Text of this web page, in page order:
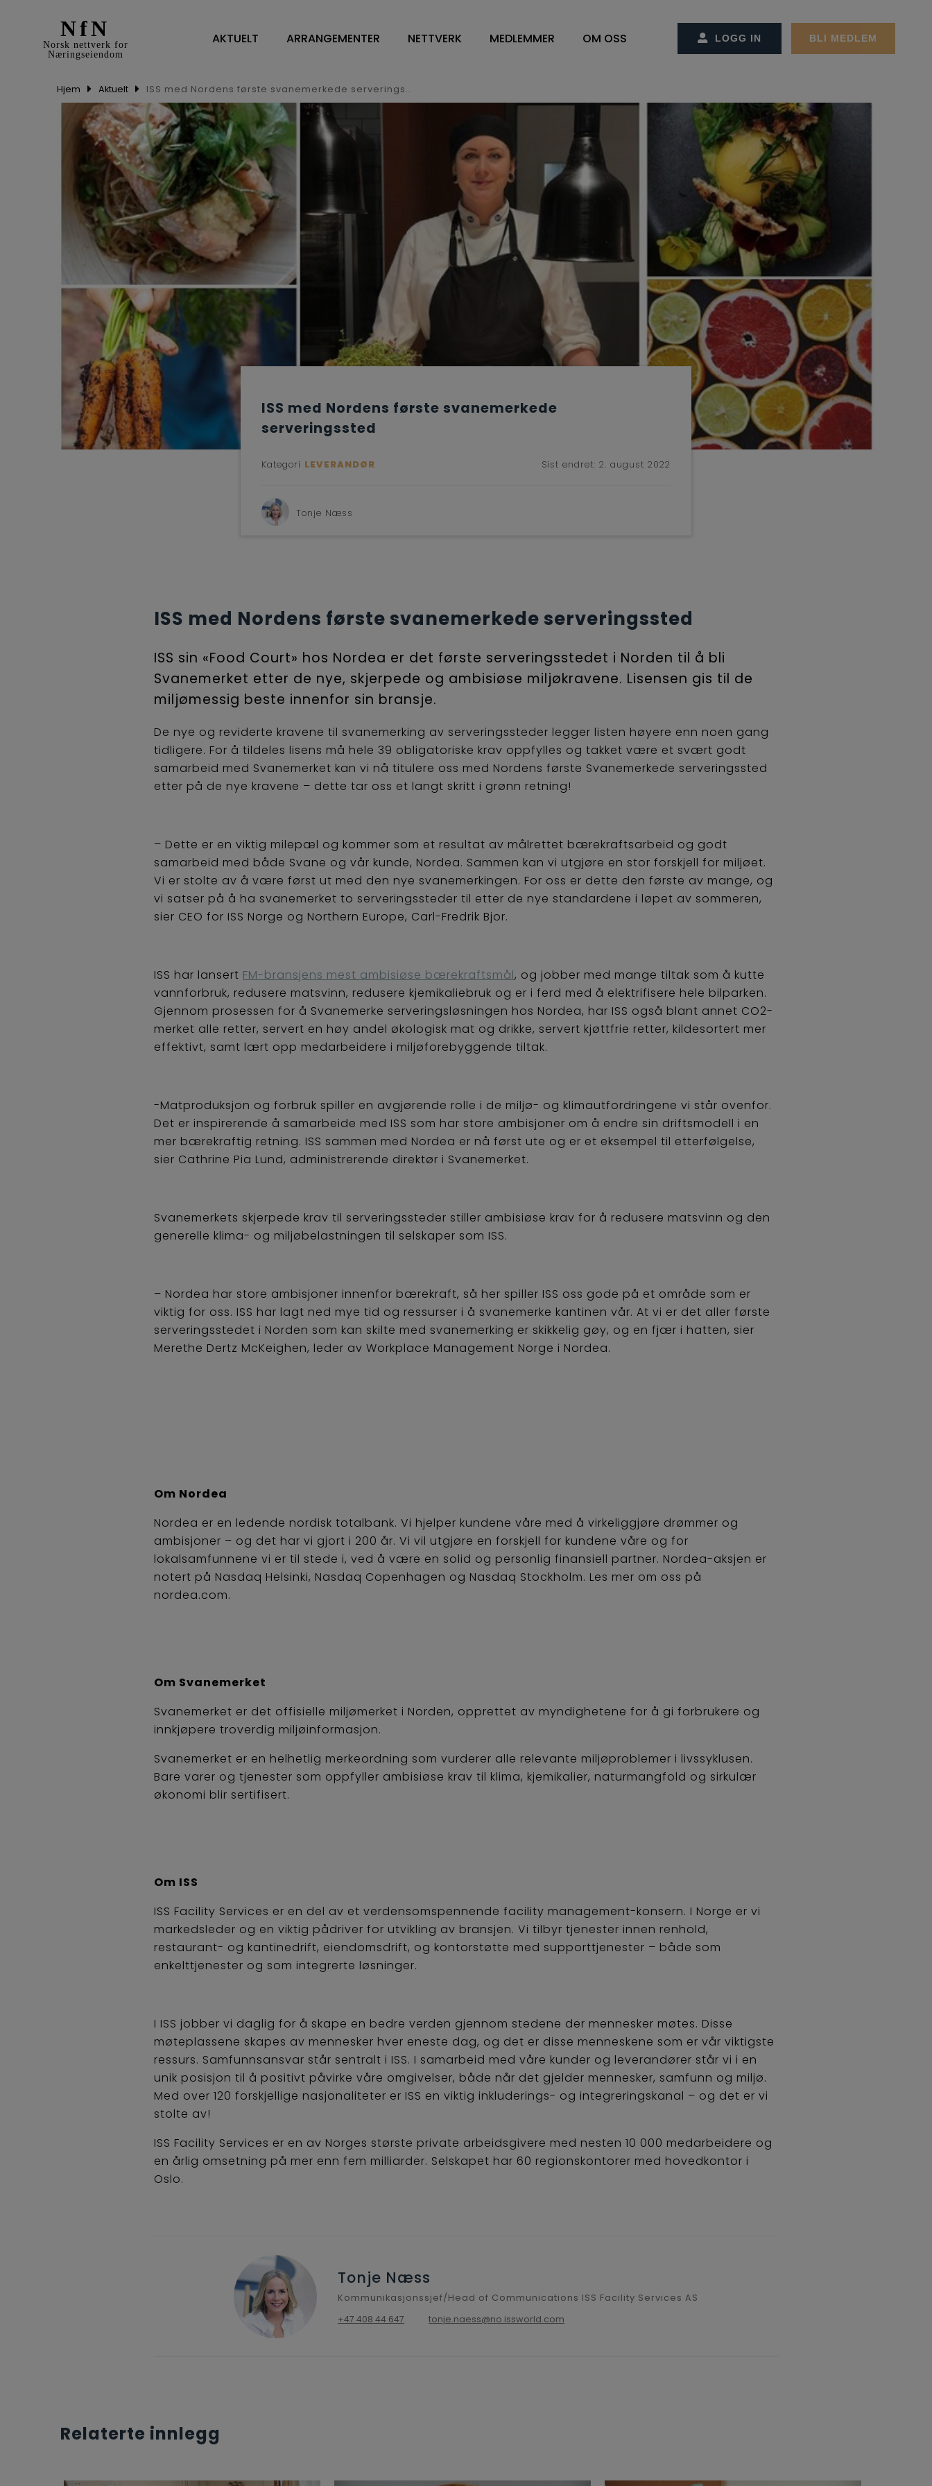
NfN
Norsk nettverk for
Næringseiendom
AKTUELT ARRANGEMENTER
NETTVERK
DV OG ENERGILEDELSE
BESPISNING
SYKEHUS
FM TOPPLEDERE
MEDLEMMER
SOFT SERVICES
ARBEIDSPLASSLØSNINGER
MEDLEMSKAP I NFN
OM OSS
STYREMØTER
VEDTEKTER
VISJON OG STRATEGI
SAMARBEIDSPARTNER/ANNONSØRER
HVA ER FACILITY MANAGEMENT
LOGG IN BLI MEDLEM
Hjem Aktuelt ISS med Nordens første svanemerkede serveringssted
ISS med Nordens første svanemerkede
serveringssted
Kategori LEVERANDØR Sist endret: 2. august 2022
Tonje Næss
ISS med Nordens første svanemerkede serveringssted
ISS sin «Food Court» hos Nordea er det første serveringsstedet i Norden til å bli
Svanemerket etter de nye, skjerpede og ambisiøse miljøkravene. Lisensen gis til de
miljømessig beste innenfor sin bransje.
De nye og reviderte kravene til svanemerking av serveringssteder legger listen høyere enn noen gang
tidligere. For å tildeles lisens må hele 39 obligatoriske krav oppfylles og takket være et svært godt
samarbeid med Svanemerket kan vi nå titulere oss med Nordens første Svanemerkede serveringssted
etter på de nye kravene – dette tar oss et langt skritt i grønn retning!
– Dette er en viktig milepæl og kommer som et resultat av målrettet bærekraftsarbeid og godt
samarbeid med både Svane og vår kunde, Nordea. Sammen kan vi utgjøre en stor forskjell for miljøet.
Vi er stolte av å være først ut med den nye svanemerkingen. For oss er dette den første av mange, og
vi satser på å ha svanemerket to serveringssteder til etter de nye standardene i løpet av sommeren,
sier CEO for ISS Norge og Northern Europe, Carl-Fredrik Bjor.
ISS har lansert FM-bransjens mest ambisiøse bærekraftsmål, og jobber med mange tiltak som å kutte
vannforbruk, redusere matsvinn, redusere kjemikaliebruk og er i ferd med å elektrifisere hele bilparken.
Gjennom prosessen for å Svanemerke serveringsløsningen hos Nordea, har ISS også blant annet CO2-
merket alle retter, servert en høy andel økologisk mat og drikke, servert kjøttfrie retter, kildesortert mer
effektivt, samt lært opp medarbeidere i miljøforebyggende tiltak.
-Matproduksjon og forbruk spiller en avgjørende rolle i de miljø- og klimautfordringene vi står ovenfor.
Det er inspirerende å samarbeide med ISS som har store ambisjoner om å endre sin driftsmodell i en
mer bærekraftig retning. ISS sammen med Nordea er nå først ute og er et eksempel til etterfølgelse,
sier Cathrine Pia Lund, administrerende direktør i Svanemerket.
Svanemerkets skjerpede krav til serveringssteder stiller ambisiøse krav for å redusere matsvinn og den
generelle klima- og miljøbelastningen til selskaper som ISS.
– Nordea har store ambisjoner innenfor bærekraft, så her spiller ISS oss gode på et område som er
viktig for oss. ISS har lagt ned mye tid og ressurser i å svanemerke kantinen vår. At vi er det aller første
serveringsstedet i Norden som kan skilte med svanemerking er skikkelig gøy, og en fjær i hatten, sier
Merethe Dertz McKeighen, leder av Workplace Management Norge i Nordea.
Om Nordea
Nordea er en ledende nordisk totalbank. Vi hjelper kundene våre med å virkeliggjøre drømmer og
ambisjoner – og det har vi gjort i 200 år. Vi vil utgjøre en forskjell for kundene våre og for
lokalsamfunnene vi er til stede i, ved å være en solid og personlig finansiell partner. Nordea-aksjen er
notert på Nasdaq Helsinki, Nasdaq Copenhagen og Nasdaq Stockholm. Les mer om oss på
nordea.com.
Om Svanemerket
Svanemerket er det offisielle miljømerket i Norden, opprettet av myndighetene for å gi forbrukere og
innkjøpere troverdig miljøinformasjon.
Svanemerket er en helhetlig merkeordning som vurderer alle relevante miljøproblemer i livssyklusen.
Bare varer og tjenester som oppfyller ambisiøse krav til klima, kjemikalier, naturmangfold og sirkulær
økonomi blir sertifisert.
Om ISS
ISS Facility Services er en del av et verdensomspennende facility management-konsern. I Norge er vi
markedsleder og en viktig pådriver for utvikling av bransjen. Vi tilbyr tjenester innen renhold,
restaurant- og kantinedrift, eiendomsdrift, og kontorstøtte med supporttjenester – både som
enkelttjenester og som integrerte løsninger.
I ISS jobber vi daglig for å skape en bedre verden gjennom stedene der mennesker møtes. Disse
møteplassene skapes av mennesker hver eneste dag, og det er disse menneskene som er vår viktigste
ressurs. Samfunnsansvar står sentralt i ISS. I samarbeid med våre kunder og leverandører står vi i en
unik posisjon til å positivt påvirke våre omgivelser, både når det gjelder mennesker, samfunn og miljø.
Med over 120 forskjellige nasjonaliteter er ISS en viktig inkluderings- og integreringskanal – og det er vi
stolte av!
ISS Facility Services er en av Norges største private arbeidsgivere med nesten 10 000 medarbeidere og
en årlig omsetning på mer enn fem milliarder. Selskapet har 60 regionskontorer med hovedkontor i
Oslo.
Tonje Næss
Kommunikasjonssjef/Head of Communications ISS Facility Services AS
+47 408 44 647
tonje.naess@no.issworld.com
Relaterte innlegg